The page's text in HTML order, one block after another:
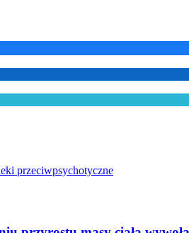
przeciwpsychotyczne